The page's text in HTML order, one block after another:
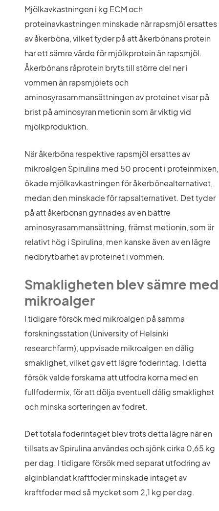
Mjölkavkastningen i kg ECM och
proteinavkastningen minskade när rapsmjöl ersattes
av åkerböna, vilket tyder på att åkerbönans protein
har ett sämre värde för mjölkprotein än rapsmjöl.
Åkerbönans råprotein bryts till större del ner i
vommen än rapsmjölets och
aminosyrasammansättningen av proteinet visar på
brist på aminosyran metionin som är viktig vid
mjölkproduktion.
När åkerböna respektive rapsmjöl ersattes av
mikroalgen Spirulina med 50 procent i proteinmixen,
ökade mjölkavkastningen för åkerbönealternativet,
medan den minskade för rapsalternativet. Det tyder
på att åkerbönan gynnades av en bättre
aminosyrasammansättning, främst metionin, som är
relativt hög i Spirulina, men kanske även av en lägre
nedbrytbarhet av proteinet i vommen.
Smakligheten blev sämre med
mikroalger
I tidigare försök med mikroalgen på samma
forskningsstation (University of Helsinki
researchfarm), uppvisade mikroalgen en dålig
smaklighet, vilket gav ett lägre foderintag. I detta
försök valde forskarna att utfodra korna med en
fullfodermix, för att dölja eventuell dålig smaklighet
och minska sorteringen av fodret.
Det totala foderintaget blev trots detta lägre när en
tillsats av Spirulina användes och sjönk cirka 0,65 kg
per dag. I tidigare försök med separat utfodring av
alginblandat kraftfoder minskade intaget av
kraftfoder med så mycket som 2,1 kg per dag.